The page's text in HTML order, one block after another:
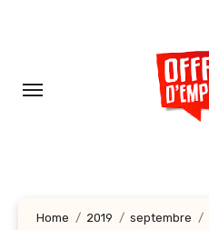
principal
Home 2019 septembre